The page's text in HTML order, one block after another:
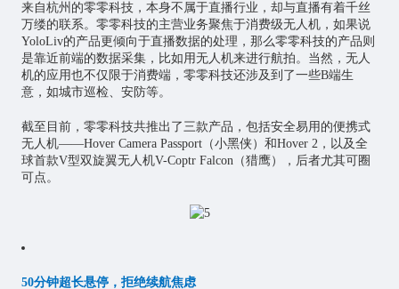
来自杭州的零零科技，本身不属于直播行业，却与直播有着千丝
万缕的联系。零零科技的主营业务聚焦于消费级无人机，如果说
YoloLiv的产品更倾向于直播数据的处理，那么零零科技的产品则
是靠近前端的数据采集，比如用无人机来进行航拍。当然，无人
机的应用也不仅限于消费端，零零科技还涉及到了一些B端生
意，如城市巡检、安防等。
截至目前，零零科技共推出了三款产品，包括安全易用的便携式
无人机——Hover Camera Passport（小黑侠）和Hover 2，以及全
球首款V型双旋翼无人机V-Coptr Falcon（猎鹰），后者尤其可圈
可点。
50分钟超长悬停，拒绝续航焦虑